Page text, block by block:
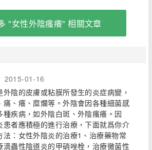
"女性外陰瘙癢" 相關文章
2015-01-16
外陰的皮膚或粘膜所發生的炎症病變，
痛、癢、糜爛等。外陰會因各種細菌感
種疾病，如外陰白斑、外陰瘙癢。因
患者應積極的進行治療，下面就爲你介
法：女性外陰炎的治療1、治療藥物常
滴蟲性陰道炎的甲硝唑栓，治療黴菌性